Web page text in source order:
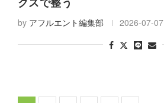
by アフルエント編集部 2026-07-07